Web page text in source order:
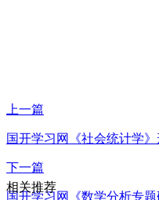
上一篇
国开学习网《社会统计学
下一篇
国开学习网《数学分析专
相关推荐